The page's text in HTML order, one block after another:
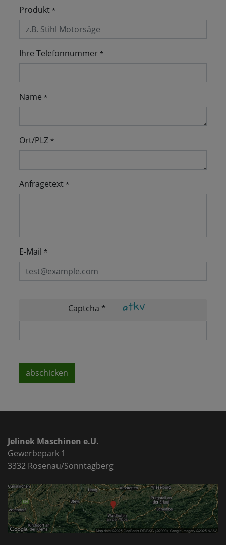
Produkt *
Ihre Telefonnummer *
Name *
Ort/PLZ *
Anfragetext *
E-Mail *
Captcha *
abschicken
Jelinek Maschinen e.U.
Gewerbepark 1
3332 Rosenau/Sonntagberg